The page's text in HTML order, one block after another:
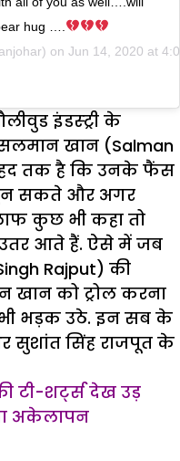
hug ….
on Jun 14, 2020 at
इंडस्ट्री के
खान (Salman
तक है कि उनके फैंस
सकते और अगर
कुछ भी कहा तो
आते हैं. ऐसे में जब
Rajput) की
खान को ट्रोल करना
भड़क उठे. इन सब के
सिंह राजपूत के
टी-शर्ट्स देख उड़
अकेलापन